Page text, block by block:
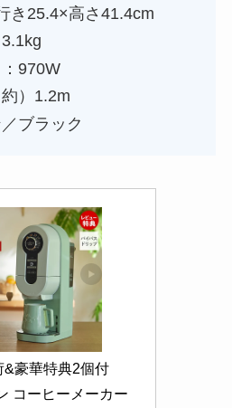
き25.4×高さ41.4cm
970W
）1.2m
ブラック
&豪華特典2個付
コーヒーメーカー